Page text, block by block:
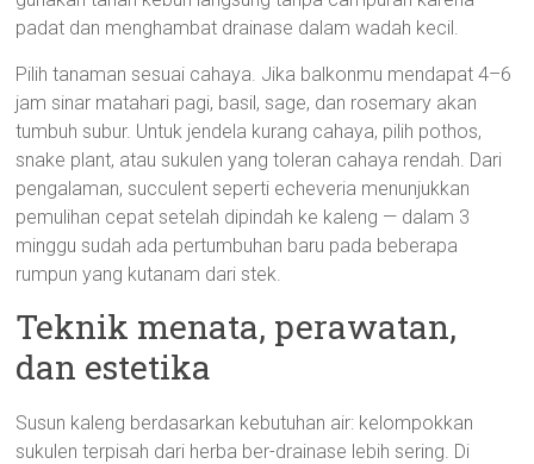
padat dan menghambat drainase dalam wadah kecil.
Pilih tanaman sesuai cahaya. Jika balkonmu mendapat 4–6
jam sinar matahari pagi, basil, sage, dan rosemary akan
tumbuh subur. Untuk jendela kurang cahaya, pilih pothos,
snake plant, atau sukulen yang toleran cahaya rendah. Dari
pengalaman, succulent seperti echeveria menunjukkan
pemulihan cepat setelah dipindah ke kaleng — dalam 3
minggu sudah ada pertumbuhan baru pada beberapa
rumpun yang kutanam dari stek.
Teknik menata, perawatan,
dan estetika
Susun kaleng berdasarkan kebutuhan air: kelompokkan
sukulen terpisah dari herba ber-drainase lebih sering. Di